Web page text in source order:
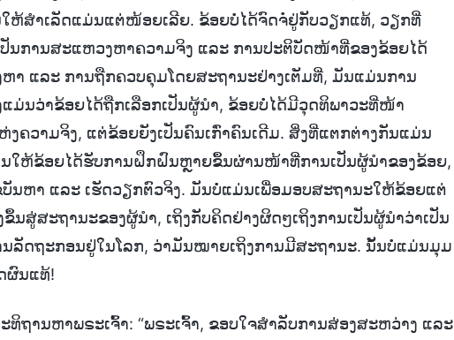
ຫ້ສຳເລັດແມ່ນແຕ່ໜ້ອຍເລີຍ. ຂ້ອຍບໍ່ໄດ້ຈົດຈໍ່ຢູ່ກັບວຽກແທ້, ວຽກທີ່
ນການສະແຫວງຫາຄວາມຈິງ ແລະ ການປະຕິບັດໜ້າທີ່ຂອງຂ້ອຍໄດ້
າ ແລະ ການຖືກຄວບຄຸມໂດຍສະຖານະຢ່າງເຕັມທີ່, ມັນແມ່ນການ
ແມ່ນວ່າຂ້ອຍໄດ້ຖືກເລືອກເປັນຜູ້ນຳ, ຂ້ອຍບໍ່ໄດ້ມີວຸດທິພາວະທີ່ໜ້າ
ງຄວາມຈິງ, ແຕ່ຂ້ອຍຍັງເປັນຄົນເກົ່າຄົນເດີມ. ສິ່ງທີ່ແຕກຕ່າງກັນແມ່ນ
ໃຫ້ຂ້ອຍໄດ້ຮັບການຝຶກຝົນຫຼາຍຂຶ້ນຜ່ານໜ້າທີ່ການເປັນຜູ້ນຳຂອງຂ້ອຍ,
ນຫາ ແລະ ເຮັດວຽກຕົວຈິງ. ມັນບໍ່ແມ່ນເພື່ອມອບສະຖານະໃຫ້ຂ້ອຍແຕ່
ນສູ່ສະຖານະຂອງຜູ້ນຳ, ເຖິງກັບຄິດຢ່າງຜິດໆເຖິງການເປັນຜູ້ນຳວ່າເປັນ
ລັດຖະກອນຢູ່ໃນໂລກ, ວ່າມັນໝາຍເຖິງການມີສະຖານະ. ນັ້ນບໍ່ແມ່ນມຸມ
ຜົນແທ້!
ຖານຫາພຣະເຈົ້າ: “ພຣະເຈົ້າ, ຂອບໃຈສຳລັບການສ່ອງສະຫວ່າງ ແລະ